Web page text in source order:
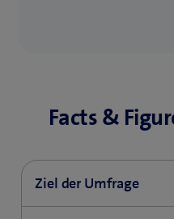
Facts &
Ziel der Umfrage